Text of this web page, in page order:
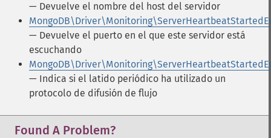
— Devuelve el nombre del host del servidor
— Devuelve el puerto en el que este servidor está
escuchando
— Indica si el latido periódico ha utilizado un
protocolo de difusión de flujo
Found A Problem?